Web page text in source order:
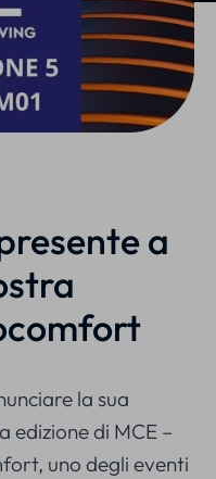
a
la sua
edizione di MCE –
uno degli eventi